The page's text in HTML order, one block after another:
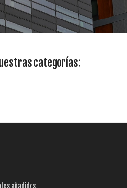
categorías:
añadidos